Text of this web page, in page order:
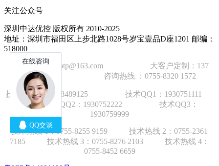
关注公众号
深圳中达优控 版权所有 2010-2025
地址：深圳市福田区上步北路1028号岁宝壹品D座1201 邮编：
518000
技术邮箱：wzbtp@163.com 大客户定制：137
1392 2586 咨询热线 ：0755-8320 1572
技术手机：18928489125
技术QQ1：1930751111
技术QQ2：1930752222 技术QQ3：
1930759999
技术热线 1：0755-8255 9159 技术热线 2： 0755-2361
7185技术热线 3： 0755-8276 2103技术热线 4：
0755-8452 6659